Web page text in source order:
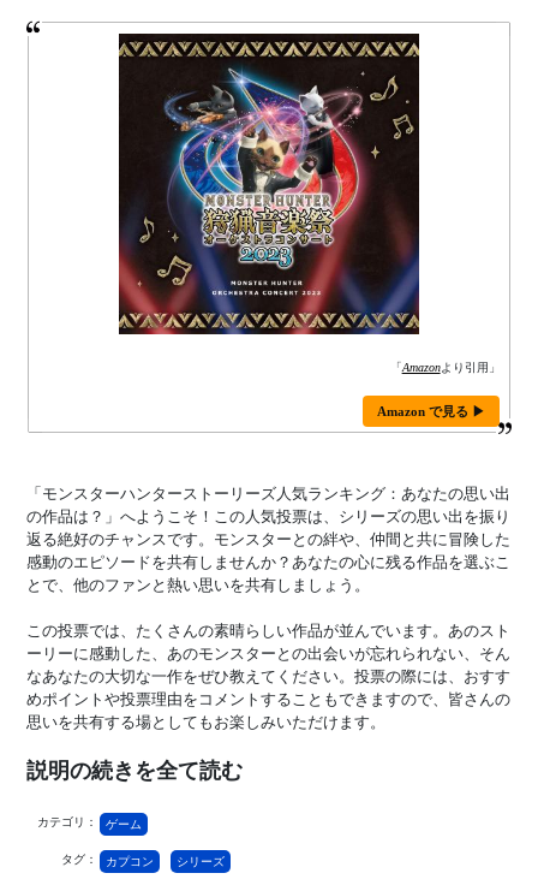
「Amazonより引用」
Amazon で見る ▶
「モンスターハンターストーリーズ人気ランキング：あなたの思い出
の作品は？」へようこそ！この人気投票は、シリーズの思い出を振り
返る絶好のチャンスです。モンスターとの絆や、仲間と共に冒険した
感動のエピソードを共有しませんか？あなたの心に残る作品を選ぶこ
とで、他のファンと熱い思いを共有しましょう。
この投票では、たくさんの素晴らしい作品が並んでいます。あのスト
ーリーに感動した、あのモンスターとの出会いが忘れられない、そん
なあなたの大切な一作をぜひ教えてください。投票の際には、おすす
めポイントや投票理由をコメントすることもできますので、皆さんの
思いを共有する場としてもお楽しみいただけます。
説明の続きを全て読む
カテゴリ： ゲーム
タグ： カプコン シリーズ